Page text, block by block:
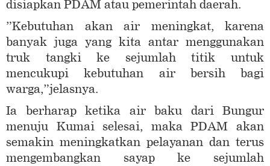
disiapkan PDAM atau pemerintah daerah.
”Kebutuhan akan air meningkat, karena
banyak juga yang kita antar menggunakan
truk tangki ke sejumlah titik untuk
mencukupi kebutuhan air bersih bagi
warga,”jelasnya.
Ia berharap ketika air baku dari Bungur
menuju Kumai selesai, maka PDAM akan
semakin meningkatkan pelayanan dan terus
mengembangkan sayap ke sejumlah